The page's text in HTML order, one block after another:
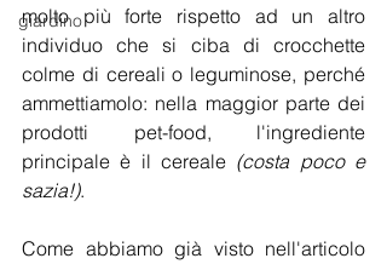
giardino
molto più forte rispetto ad un altro
individuo che si ciba di crocchette
colme di cereali o leguminose, perché
ammettiamolo: nella maggior parte dei
prodotti pet-food, l'ingrediente
principale è il cereale (costa poco e
sazia!).
Come abbiamo già visto nell'articolo